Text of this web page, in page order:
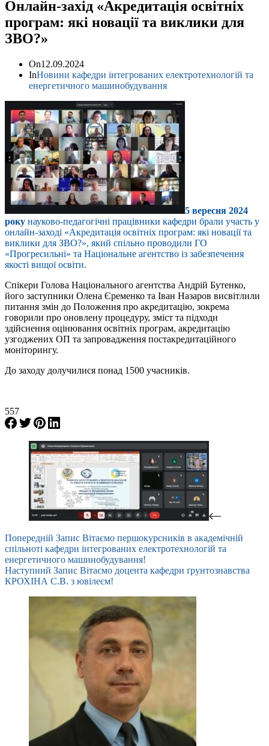
Онлайн-захід «Акредитація освітніх
програм: які новації та виклики для
ЗВО?»
On12.09.2024
InНовини кафедри інтегрованих електротехнологій та
енергетичного машинобудування
5 вересня 2024
року науково-педагогічні працівники кафедри брали участь у
онлайн-заході «Акредитація освітніх програм: які новації та
виклики для ЗВО?», який спільно проводили ГО
«Прогресильні» та Національне агентство із забезпечення
якості вищої освіти.
Спікери Голова Національного агентства Андрій Бутенко,
його заступники Олена Єременко та Іван Назаров висвітлили
питання змін до Положення про акредитацію, зокрема
говорили про оновлену процедуру, зміст та підходи
здійснення оцінювання освітніх програм, акредитацію
узгоджених ОП та запровадження постакредитаційного
моніторингу.
До заходу долучилися понад 1500 учасників.
557
Попередній Запис Вітаємо першокурсників в академічній
спільноті кафедри інтегрованих електротехнологій та
енергетичного машинобудування!
Наступний Запис Вітаємо доцента кафедри ґрунтознавства
КРОХІНА С.В. з ювілеєм!